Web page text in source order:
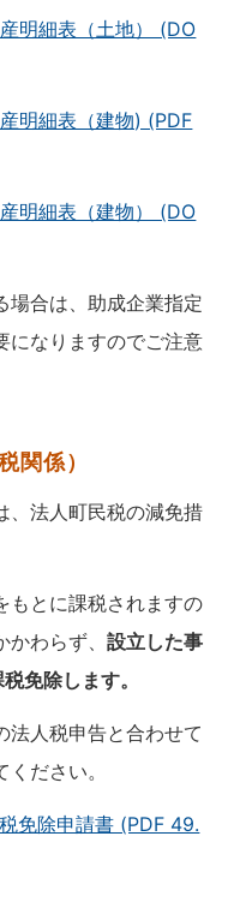
明細表（土地） (DO
明細表（建物) (PDF
明細表（建物） (DO
場合は、助成企業指定
になりますのでご注意
関係）
、法人町民税の減免措
もとに課税されますの
かわらず、設立した事
免除します。
法人税申告と合わせて
ださい。
免除申請書 (PDF 49.